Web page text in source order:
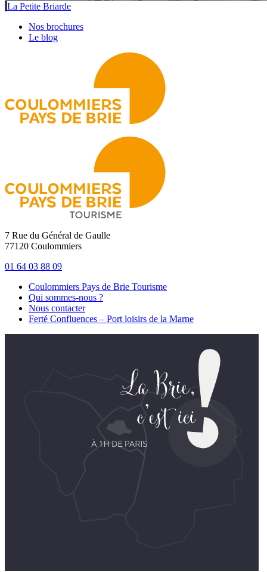
La Petite Briarde
Nos brochures
Le blog
7 Rue du Général de Gaulle
77120 Coulommiers
01 64 03 88 09
Coulommiers Pays de Brie Tourisme
Qui sommes-nous ?
Nous contacter
Ferté Confluences – Port loisirs de la Marne